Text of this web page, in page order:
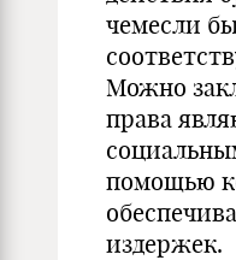
чемесли
Можно
права
помощью
издержек.